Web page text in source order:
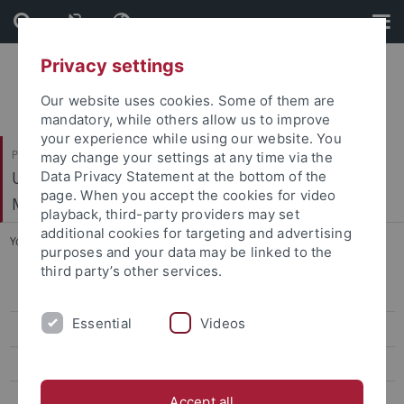
Skip
to
content
Skip
to
footer
Philosophische Fakultät
Ur- und Frühgeschichte und Archäologie des
Mittelalters
You are here: Startseite ... Taš bair
Forschungsprojekte
Privacy settings
Our website uses cookies. Some of them are
mandatory, while others allow us to improve
your experience while using our website. You
may change your settings at any time via the
Data Privacy Statement at the bottom of the
page. When you accept the cookies for video
playback, third-party providers may set
additional cookies for targeting and advertising
purposes and your data may be linked to the
third party’s other services.
Essential Videos